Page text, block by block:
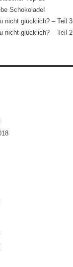
Schokolade!
nicht glücklich? – Teil 3
nicht glücklich? – Teil 2